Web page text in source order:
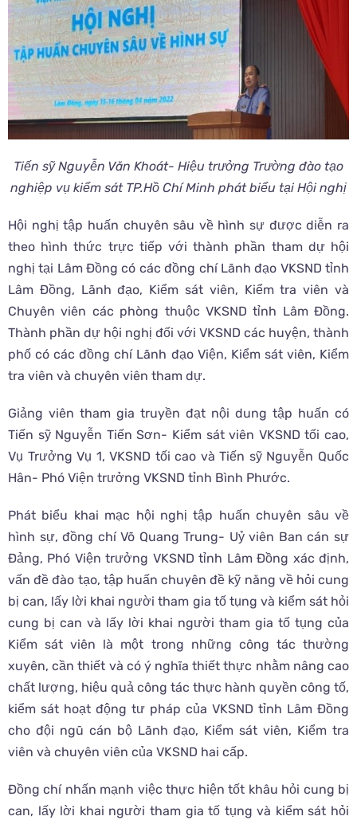
Tiến sỹ Nguyễn Văn Khoát- Hiệu trưởng Trường đào tạo
nghiệp vụ kiểm sát TP.Hồ Chí Minh phát biểu tại Hội nghị
Hội nghị tập huấn chuyên sâu về hình sự được diễn ra
theo hình thức trực tiếp với thành phần tham dự hội
nghị tại Lâm Đồng có các đồng chí Lãnh đạo VKSND tỉnh
Lâm Đồng, Lãnh đạo, Kiểm sát viên, Kiểm tra viên và
Chuyên viên các phòng thuộc VKSND tỉnh Lâm Đồng.
Thành phần dự hội nghị đối với VKSND các huyện, thành
phố có các đồng chí Lãnh đạo Viện, Kiểm sát viên, Kiểm
tra viên và chuyên viên tham dự.
Giảng viên tham gia truyền đạt nội dung tập huấn có
Tiến sỹ Nguyễn Tiến Sơn- Kiểm sát viên VKSND tối cao,
Vụ Trưởng Vụ 1, VKSND tối cao và Tiến sỹ Nguyễn Quốc
Hân- Phó Viện trưởng VKSND tỉnh Bình Phước.
Phát biểu khai mạc hội nghị tập huấn chuyên sâu về
hình sự, đồng chí Võ Quang Trung- Uỷ viên Ban cán sự
Đảng, Phó Viện trưởng VKSND tỉnh Lâm Đồng xác định,
vấn đề đào tạo, tập huấn chuyên đề kỹ năng về hỏi cung
bị can, lấy lời khai người tham gia tố tụng và kiểm sát hỏi
cung bị can và lấy lời khai người tham gia tố tụng của
Kiểm sát viên là một trong những công tác thường
xuyên, cần thiết và có ý nghĩa thiết thực nhằm nâng cao
chất lượng, hiệu quả công tác thực hành quyền công tố,
kiểm sát hoạt động tư pháp của VKSND tỉnh Lâm Đồng
cho đội ngũ cán bộ Lãnh đạo, Kiểm sát viên, Kiểm tra
viên và chuyên viên của VKSND hai cấp.
Đồng chí nhấn mạnh việc thực hiện tốt khâu hỏi cung bị
can, lấy lời khai người tham gia tố tụng và kiểm sát hỏi